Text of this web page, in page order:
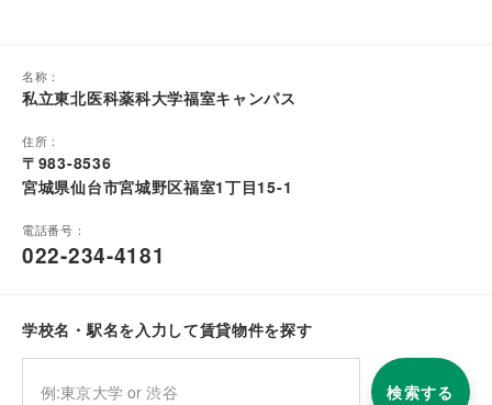
名称：
私立東北医科薬科大学福室キャンパス
住所：
〒983-8536
宮城県仙台市宮城野区福室1丁目15-1
電話番号：
022-234-4181
学校名・駅名を入力して賃貸物件を探す
検索する